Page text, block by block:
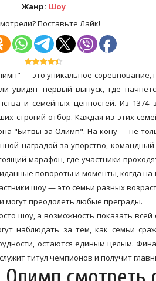
Жанр: Шоу
Поставьте Лайк!
— это уникальное соревнование,
увидят первый выпуск, где
и семейных ценностей. Из 1374
строгий отбор. Каждая из этих
"Битвы за Олимп". На кону — не
наградой за упорство,
марафон, где участники
повороты и моменты, когда
шоу — это семьи разных
могут преодолеть любые преграды.
шоу, а возможность показать всей
наблюдать за тем, как семьи
остаются единым целым.
титул чемпионов и получит